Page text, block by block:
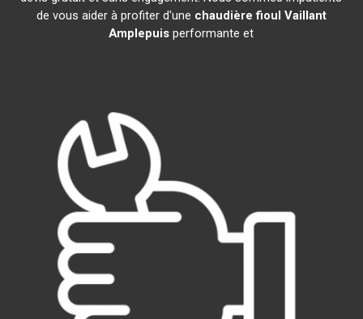
de vous aider à profiter d'une chaudière fioul Vaillant
Amplepuis performante et